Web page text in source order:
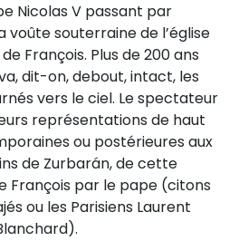
Nicolas V passant par
voûte souterraine de l’église
François. Plus de 200 ans
dit-on, debout, intact, les
vers le ciel. Le spectateur
représentations de haut
ou postérieures aux
de Zurbarán, de cette
François par le pape (citons
ou les Parisiens Laurent